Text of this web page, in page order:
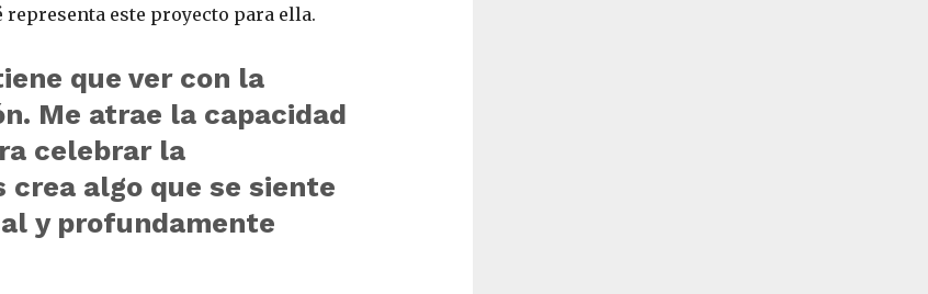
este proyecto para ella.
que ver con la
Me atrae la capacidad
celebrar la
algo que se siente
y profundamente